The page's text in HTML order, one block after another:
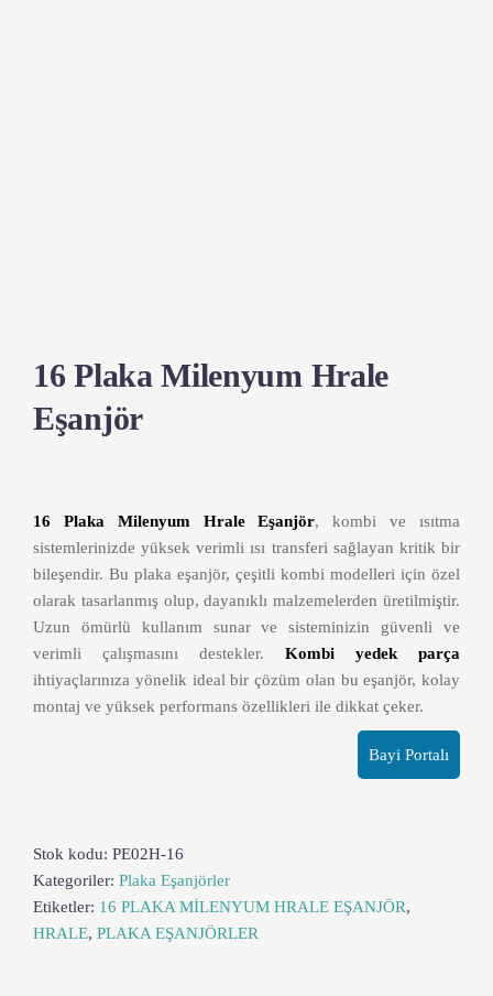
16 Plaka Milenyum Hrale
Eşanjör
16 Plaka Milenyum Hrale Eşanjör, kombi ve ısıtma
sistemlerinizde yüksek verimli ısı transferi sağlayan kritik bir
bileşendir. Bu plaka eşanjör, çeşitli kombi modelleri için özel
olarak tasarlanmış olup, dayanıklı malzemelerden üretilmiştir.
Uzun ömürlü kullanım sunar ve sisteminizin güvenli ve
verimli çalışmasını destekler. Kombi yedek parça
ihtiyaçlarınıza yönelik ideal bir çözüm olan bu eşanjör, kolay
montaj ve yüksek performans özellikleri ile dikkat çeker.
Bayi Portalı
Stok kodu: PE02H-16
Kategoriler: Plaka Eşanjörler
Etiketler: 16 PLAKA MİLENYUM HRALE EŞANJÖR,
HRALE, PLAKA EŞANJÖRLER